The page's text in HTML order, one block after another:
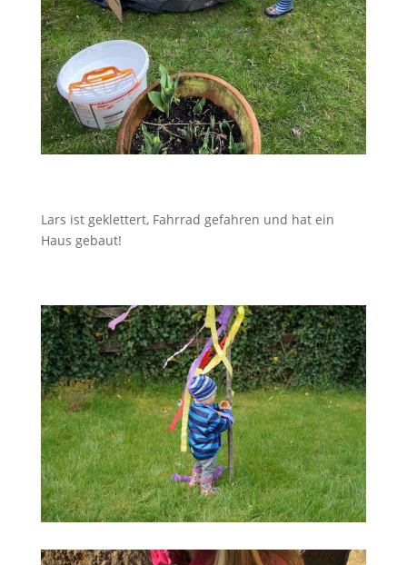
Lars ist geklettert, Fahrrad gefahren und hat ein
Haus gebaut!